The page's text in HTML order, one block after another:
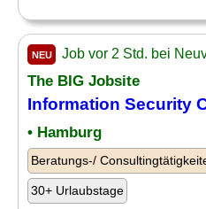
NEU Job vor 2 Std. bei
The BIG Jobsite
Information Security
• Hamburg
Beratungs-/
30+ Urlaubstage